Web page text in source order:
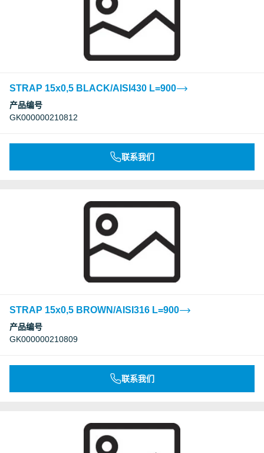
STRAP 15x0,5 BLACK/AISI430 L=900
产品编号
GK000000210812
联系我们
STRAP 15x0,5 BROWN/AISI316 L=900
产品编号
GK000000210809
联系我们